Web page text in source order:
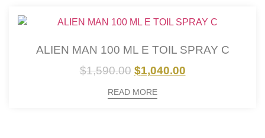
ALIEN MAN 100 ML E TOIL SPRAY C
$1,590.00 $1,040.00
READ MORE